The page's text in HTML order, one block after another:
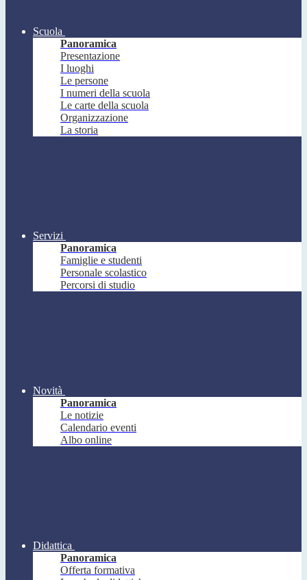
Scuola
Panoramica
Presentazione
I luoghi
Le persone
I numeri della scuola
Le carte della scuola
Organizzazione
La storia
Servizi
Panoramica
Famiglie e studenti
Personale scolastico
Percorsi di studio
Novità
Panoramica
Le notizie
Calendario eventi
Albo online
Didattica
Panoramica
Offerta formativa